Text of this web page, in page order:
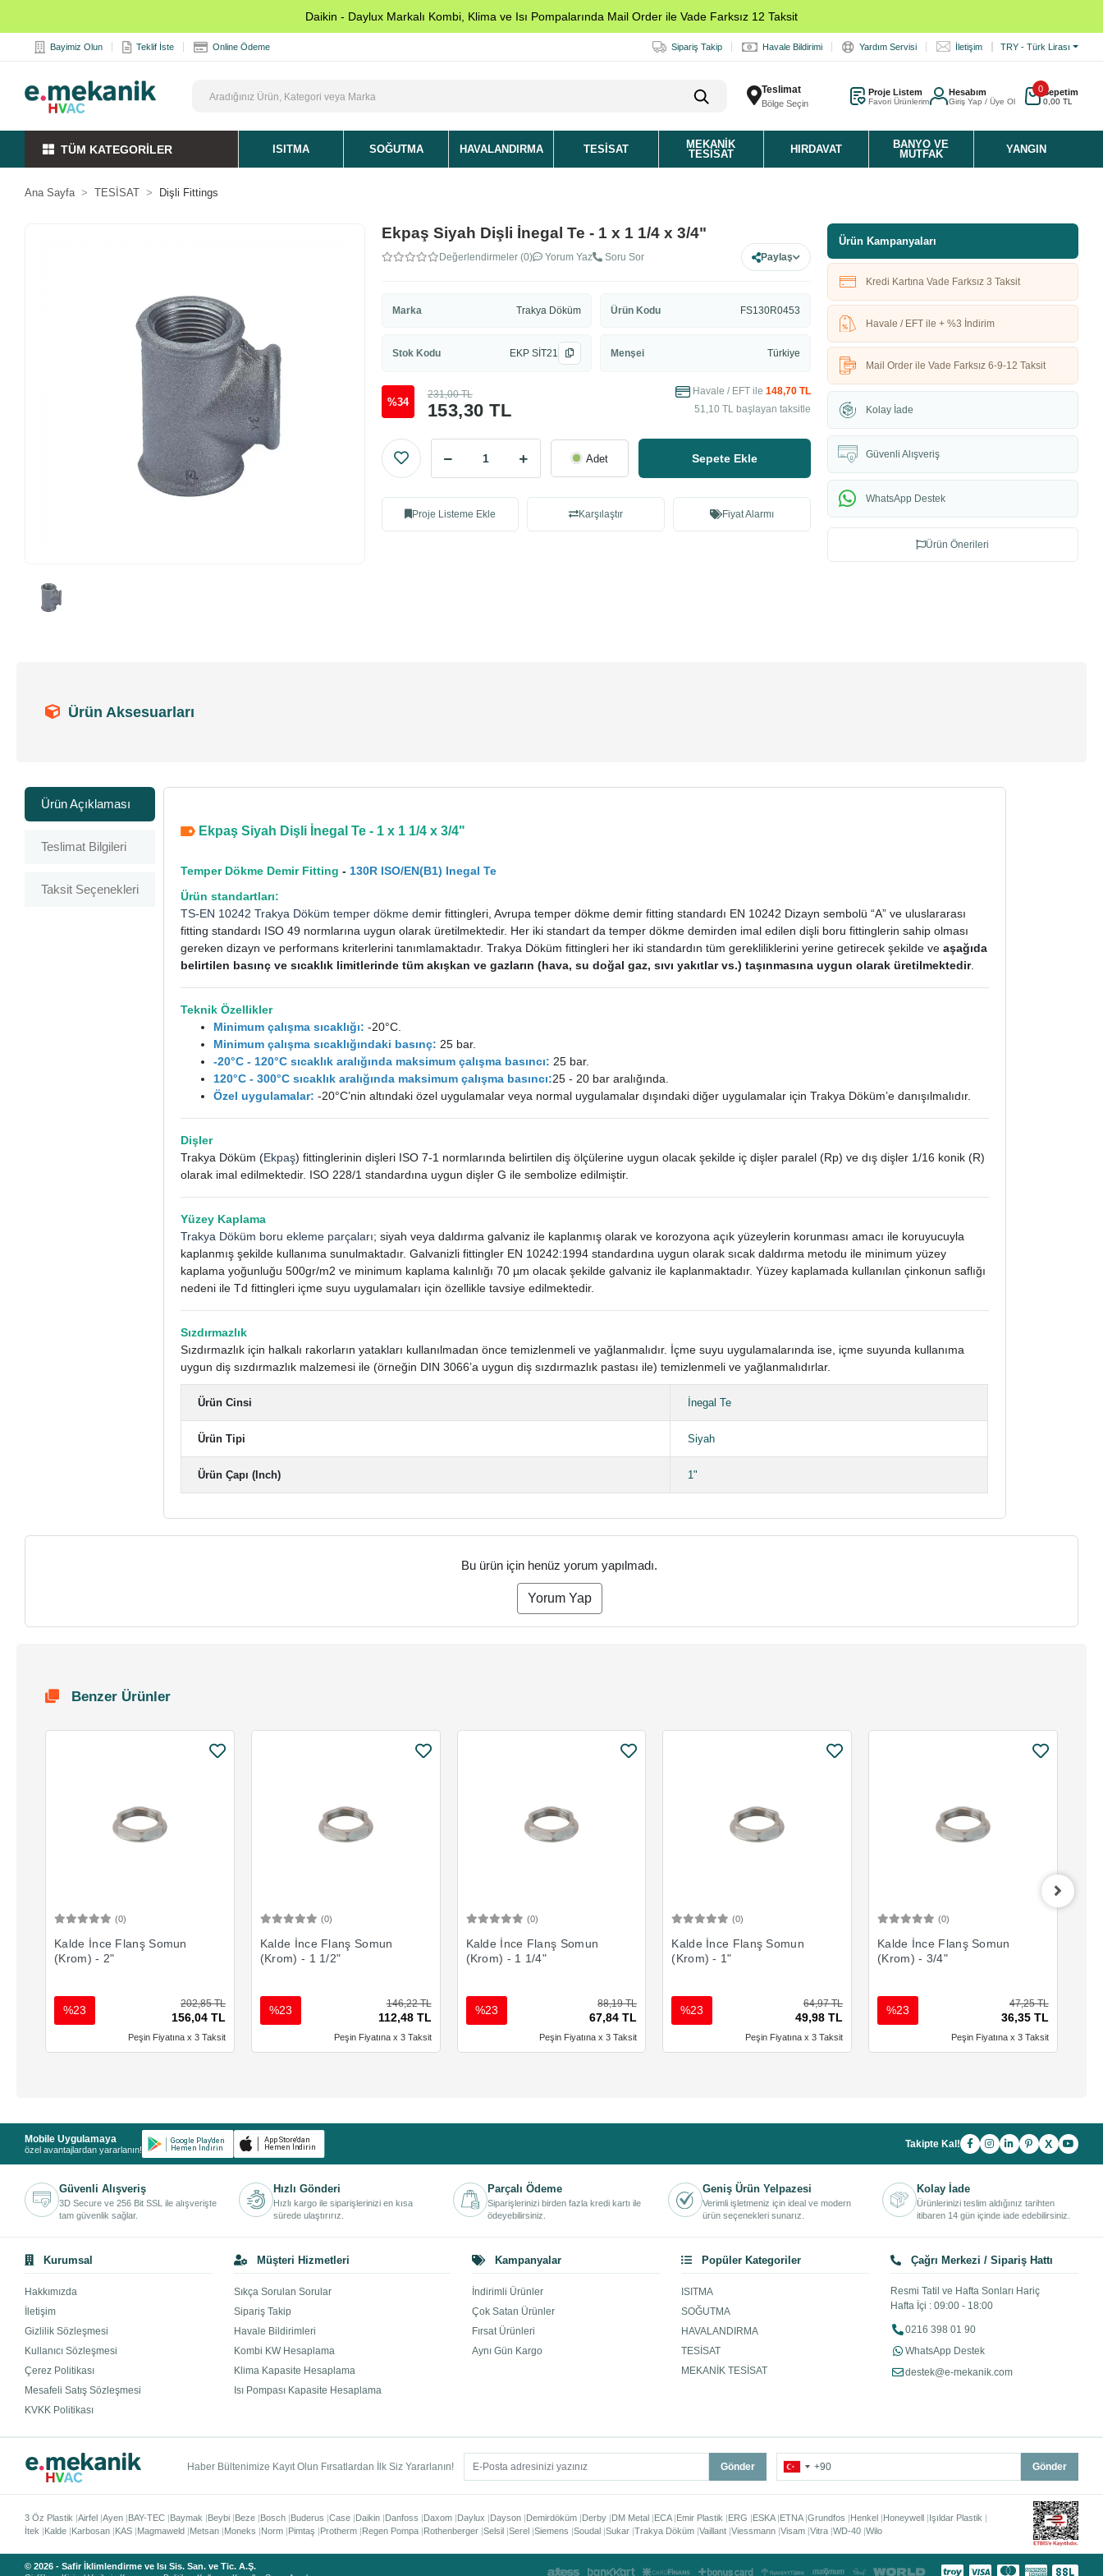
Daikin - Daylux Markalı Kombi, Klima ve Isı Pompalarında Mail Order ile Vade Farksız 12 Taksit
Bayimiz Olun Teklif İste Online Ödeme Sipariş Takip Havale Bildirimi Yardım Servisi İletişim TRY - Türk Lirası
Teslimat
Bölge Seçin
Proje Listem
Favori Ürünlerim
Hesabım
Giriş Yap / Üye Ol
0Sepetim
0,00 TL
TÜM KATEGORİLER ISITMA SOĞUTMA HAVALANDIRMA TESISAT
MEKANIK
TESISAT
HIRDAVAT
BANYO VE
MUTFAK
YANGIN
Ana Sayfa TESİSAT Dişli Fittings
Ekpaş Siyah Dişli İnegal Te - 1 x 1 1/4 x 3/4"
Değerlendirmeler (0) Yorum Yaz Soru Sor Paylaş
Marka Trakya Döküm Ürün Kodu FS130R0453
Stok Kodu EKP SİT21 Menşei Türkiye
%34 153,30 TL
231,00 TL Havale / EFT ile 148,70 TL
51,10 TL başlayan taksitle
Adet Sepete Ekle
Proje Listeme Ekle Karşılaştır Fiyat Alarmı
Ürün Kampanyaları
Kredi Kartına Vade Farksız 3 Taksit
Havale / EFT ile + %3 İndirim
Mail Order ile Vade Farksız 6-9-12 Taksit
Kolay İade
Güvenli Alışveriş
WhatsApp Destek
Ürün Önerileri
Ürün Aksesuarları
Ürün Açıklaması
Teslimat Bilgileri
Taksit Seçenekleri
Ekpaş Siyah Dişli İnegal Te - 1 x 1 1/4 x 3/4"
Temper Dökme Demir Fitting - 130R ISO/EN(B1) Inegal Te
Ürün standartları:
TS-EN 10242Trakya Döküm temper dökme demir fittingleri, Avrupa temper dökme demir fitting standardı EN 10242 Dizayn sembolü “A” ve uluslararası
fitting standardı ISO 49 normlarına uygun olarak üretilmektedir. Her iki standart da temper dökme demirden imal edilen dişli boru fittinglerin sahip olması
gereken dizayn ve performans kriterlerini tanımlamaktadır. Trakya Döküm fittingleri her iki standardın tüm gerekliliklerini yerine getirecek şekilde veaşağıda
belirtilen basınç ve sıcaklık limitlerinde tüm akışkan ve gazların (hava, su doğal gaz, sıvı yakıtlar vs.) taşınmasına uygun olarak üretilmektedir.
Teknik Özellikler
Minimum çalışma sıcaklığı: -20°C.
Minimum çalışma sıcaklığındaki basınç: 25 bar.
-20°C - 120°C sıcaklık aralığında maksimum çalışma basıncı: 25 bar.
120°C - 300°C sıcaklık aralığında maksimum çalışma basıncı:25 - 20 bar aralığında.
Özel uygulamalar: -20°C’nin altındaki özel uygulamalar veya normal uygulamalar dışındaki diğer uygulamalar için Trakya Döküm’e danışılmalıdır.
Dişler
Trakya Döküm (Ekpaş) fittinglerinin dişleri ISO 7-1 normlarında belirtilen diş ölçülerine uygun olacak şekilde iç dişler paralel (Rp) ve dış dişler 1/16 konik (R)
olarak imal edilmektedir. ISO 228/1 standardına uygun dişler G ile sembolize edilmiştir.
Yüzey Kaplama
Trakya Döküm boru ekleme parçaları; siyah veya daldırma galvaniz ile kaplanmış olarak ve korozyona açık yüzeylerin korunması amacı ile koruyucuyla
kaplanmış şekilde kullanıma sunulmaktadır. Galvanizli fittingler EN 10242:1994 standardına uygun olarak sıcak daldırma metodu ile minimum yüzey
kaplama yoğunluğu 500gr/m2 ve minimum kaplama kalınlığı 70 µm olacak şekilde galvaniz ile kaplanmaktadır. Yüzey kaplamada kullanılan çinkonun saflığı
nedeni ile Td fittingleri içme suyu uygulamaları için özellikle tavsiye edilmektedir.
Sızdırmazlık
Sızdırmazlık için halkalı rakorların yatakları kullanılmadan önce temizlenmeli ve yağlanmalıdır. İçme suyu uygulamalarında ise, içme suyunda kullanıma
uygun diş sızdırmazlık malzemesi ile (örneğin DIN 3066’a uygun diş sızdırmazlık pastası ile) temizlenmeli ve yağlanmalıdırlar.
Ürün Cinsi İnegal Te
Ürün Tipi Siyah
Ürün Çapı (Inch) 1"
Bu ürün için henüz yorum yapılmadı.
Yorum Yap
Benzer Ürünler
(0)
Kalde İnce Flanş Somun
(Krom) - 2"
202,85 TL
156,04 TL
%23
Peşin Fiyatına x 3 Taksit
(0)
Kalde İnce Flanş Somun
(Krom) - 1 1/2"
146,22 TL
112,48 TL
%23
Peşin Fiyatına x 3 Taksit
(0)
Kalde İnce Flanş Somun
(Krom) - 1 1/4"
88,19 TL
67,84 TL
%23
Peşin Fiyatına x 3 Taksit
(0)
Kalde İnce Flanş Somun
(Krom) - 1"
64,97 TL
49,98 TL
%23
Peşin Fiyatına x 3 Taksit
(0)
Kalde İnce Flanş Somun
(Krom) - 3/4"
47,25 TL
36,35 TL
%23
Peşin Fiyatına x 3 Taksit
Mobile Uygulamaya
özel avantajlardan yararlanın! Takipte Kal! X
Güvenli Alışveriş
3D Secure ve 256 Bit SSL ile alışverişte
tam güvenlik sağlar.
Hızlı Gönderi
Hızlı kargo ile siparişlerinizi en kısa
sürede ulaştırırız.
Parçalı Ödeme
Siparişlerinizi birden fazla kredi kartı ile
ödeyebilirsiniz.
Geniş Ürün Yelpazesi
Verimli işletmeniz için ideal ve modern
ürün seçenekleri sunarız.
Kolay İade
Ürünlerinizi teslim aldığınız tarihten
itibaren 14 gün içinde iade edebilirsiniz.
Kurumsal
Hakkımızda
İletişim
Gizlilik Sözleşmesi
Kullanıcı Sözleşmesi
Çerez Politikası
Mesafeli Satış Sözleşmesi
KVKK Politikası
Müşteri Hizmetleri
Sıkça Sorulan Sorular
Sipariş Takip
Havale Bildirimleri
Kombi KW Hesaplama
Klima Kapasite Hesaplama
Isı Pompası Kapasite Hesaplama
Kampanyalar
İndirimli Ürünler
Çok Satan Ürünler
Fırsat Ürünleri
Aynı Gün Kargo
Popüler Kategoriler
ISITMA
SOĞUTMA
HAVALANDIRMA
TESİSAT
MEKANİK TESİSAT
Çağrı Merkezi / Sipariş Hattı
Resmi Tatil ve Hafta Sonları Hariç
Hafta İçi : 09:00 - 18:00
0216 398 01 90
WhatsApp Destek
destek@e-mekanik.com
Haber Bültenimize Kayıt Olun Fırsatlardan İlk Siz Yararlanın! Gönder Gönder
3 Öz Plastik Airfel Ayen BAY-TEC Baymak Beybi Beze Bosch Buderus Case Daikin Danfoss Daxom Daylux Dayson Demirdöküm Derby DM Metal ECA Emir Plastik ERG ESKA ETNA Grundfos Henkel Honeywell Işıldar Plastik
İtek
Kalde Karbosan KAS Magmaweld Metsan Moneks Norm Pimtaş Protherm Regen Pompa Rothenberger Selsil Serel Siemens Soudal Sukar Trakya Döküm Vaillant Viessmann Visam Vitra WD-40 Wilo
© 2026 - Safir İklimlendirme ve Isı Sis. San. ve Tic. A.Ş.